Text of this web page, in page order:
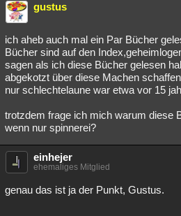
gustus
ich aheb auch mal ein Par Bücher
Bücher sind auf den
sagen als ich diese Bücher gelesen
abgekotzt über diese Machen
nur schlechtelaune war etwa vor 15
trotzdem frage ich mich warum diese
wenn nur spinnerei?
einhejer
ehemaliges Mitglied
genau das ist ja der Punkt, Gustus.